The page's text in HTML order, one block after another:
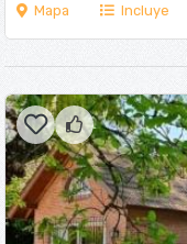
Mapa Incluye